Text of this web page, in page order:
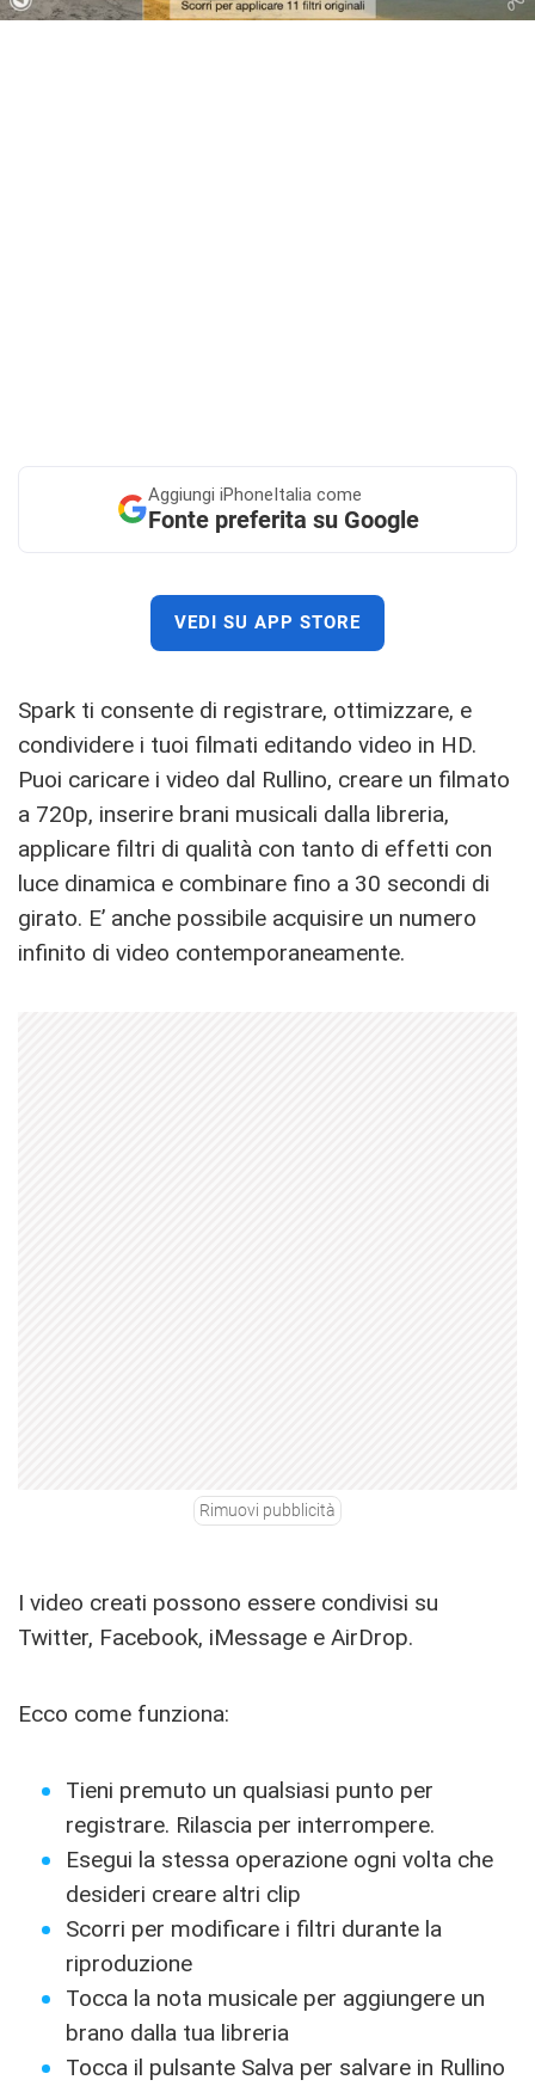
Aggiungi iPhoneItalia come
Fonte preferita su Google
VEDI SU APP STORE
Spark ti consente di registrare, ottimizzare, e
condividere i tuoi filmati editando video in HD.
Puoi caricare i video dal Rullino, creare un filmato
a 720p, inserire brani musicali dalla libreria,
applicare filtri di qualità con tanto di effetti con
luce dinamica e combinare fino a 30 secondi di
girato. E’ anche possibile acquisire un numero
infinito di video contemporaneamente.
Rimuovi pubblicità
I video creati possono essere condivisi su
Twitter, Facebook, iMessage e AirDrop.
Ecco come funziona:
Tieni premuto un qualsiasi punto per
registrare. Rilascia per interrompere.
Esegui la stessa operazione ogni volta che
desideri creare altri clip
Scorri per modificare i filtri durante la
riproduzione
Tocca la nota musicale per aggiungere un
brano dalla tua libreria
Tocca il pulsante Salva per salvare in Rullino